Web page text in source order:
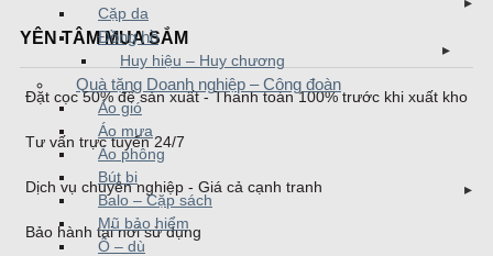
Cặp da
Đồng hồ
Huy hiệu – Huy chương
Quà tặng Doanh nghiệp – Công đoàn
Áo gió
Áo mưa
Áo phông
Bút bi
Balo – Cặp sách
Mũ bảo hiểm
Ô – dù
YÊN TÂM MUA SẮM
Đặt cọc 50% để sản xuất - Thanh toán 100% trước khi xuất kho
Tư vấn trực tuyến 24/7
Dịch vụ chuyên nghiệp - Giá cả cạnh tranh
Bảo hành tại nơi sử dụng